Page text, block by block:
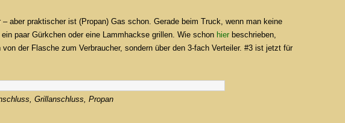
aber praktischer ist (Propan) Gas schon. Gerade beim Truck, wenn man keine
paar Gürkchen oder eine Lammhackse grillen. Wie schon hier beschrieben,
der Flasche zum Verbraucher, sondern über den 3-fach Verteiler. #3 ist jetzt für
Grillanschluss, Propan